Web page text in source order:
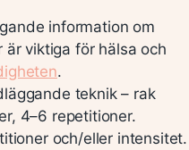
information om
viktiga för hälsa och
.
teknik – rak
4–6 repetitioner.
och/eller intensitet.